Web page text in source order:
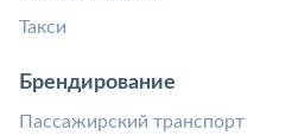
Такси
Брендирование
Пассажирский транспорт